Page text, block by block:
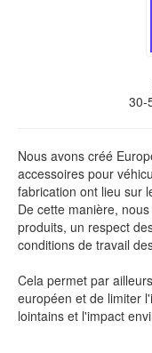
30-
Nous avons créé
accessoires pour
fabrication ont lieu sur
De cette manière,
produits, un respect
conditions de travail
Cela permet par
européen et de limiter
lointains et l'impact